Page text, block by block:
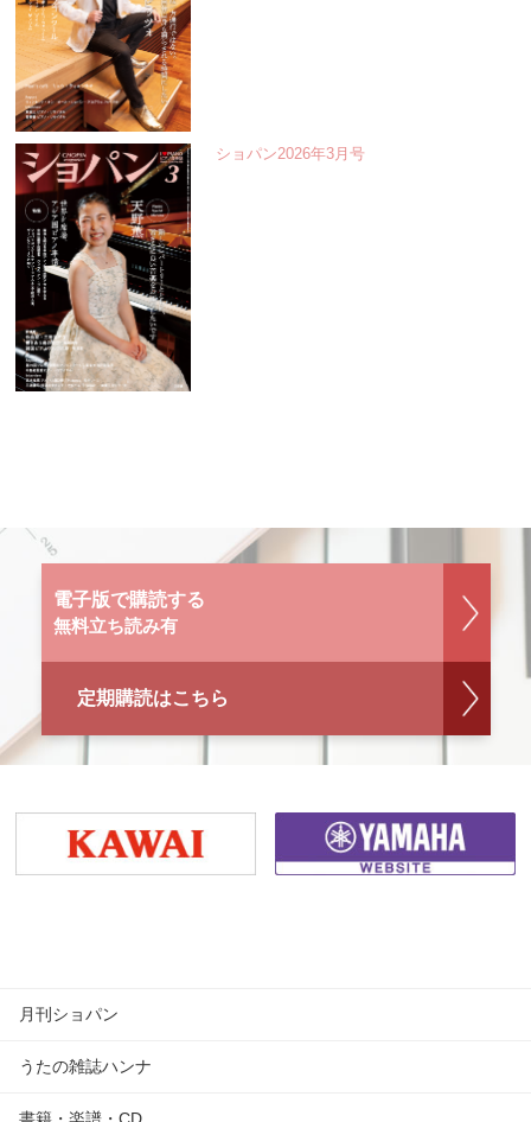
ショパン2026年3月号
電子版で購読する
無料立ち読み有
定期購読はこちら
月刊ショパン
うたの雑誌ハンナ
書籍・楽譜・CD